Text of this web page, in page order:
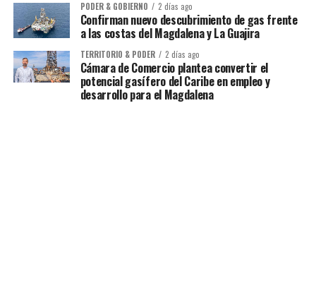
PODER & GOBIERNO 2 días ago
Confirman nuevo descubrimiento de gas frente
a las costas del Magdalena y La Guajira
TERRITORIO & PODER 2 días ago
Cámara de Comercio plantea convertir el
potencial gasífero del Caribe en empleo y
desarrollo para el Magdalena